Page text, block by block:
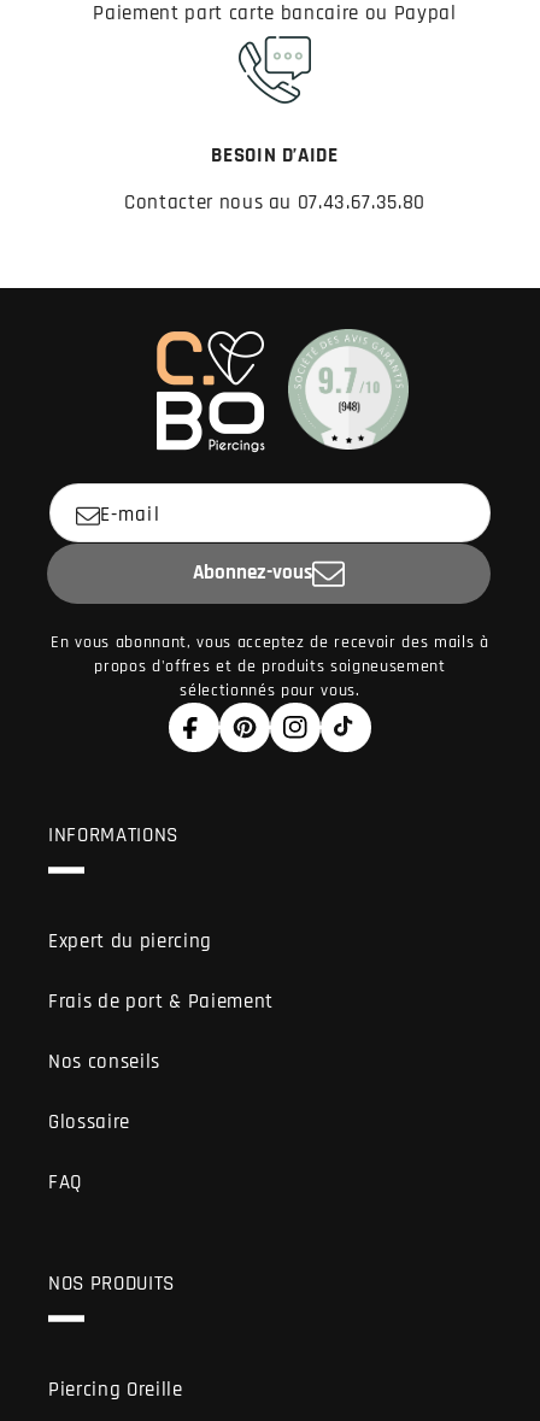
Paiement part carte bancaire ou Paypal
BESOIN D’AIDE
Contacter nous au 07.43.67.35.80
E-mail
Abonnez-vous
En vous abonnant, vous acceptez de recevoir des mails à
propos d'offres et de produits soigneusement
sélectionnés pour vous.
FacebookPinterestInstagram
TikTok
INFORMATIONS
Expert du piercing
Frais de port & Paiement
Nos conseils
Glossaire
FAQ
NOS PRODUITS
Piercing Oreille